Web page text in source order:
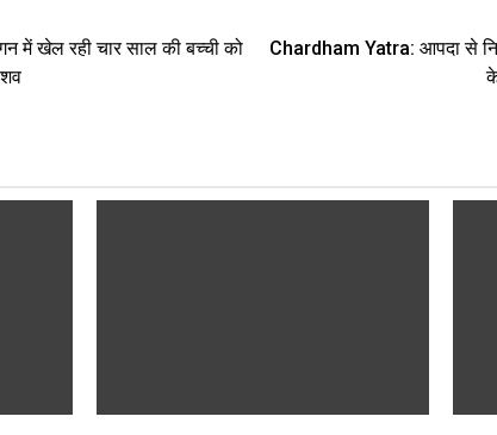
में खेल रही चार साल की बच्ची को
Chardham Yatra: आपदा से